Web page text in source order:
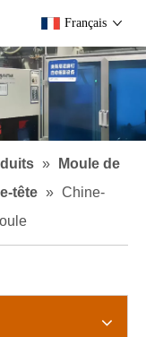
Français
»
Moule de
tête » Chine-